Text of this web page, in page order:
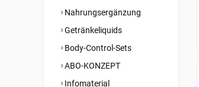
Nahrungsergänzung
Getränkeliquids
Body-Control-Sets
ABO-KONZEPT
Infomaterial